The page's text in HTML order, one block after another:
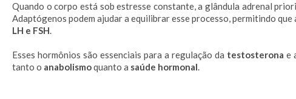
Quando o corpo está sob estresse constante, a glândula adrenal
Adaptógenos podem ajudar a equilibrar esse processo, permitindo
LH e FSH.
Esses hormônios são essenciais para a regulação da testosterona e
tanto o anabolismoquanto a saúde hormonal.